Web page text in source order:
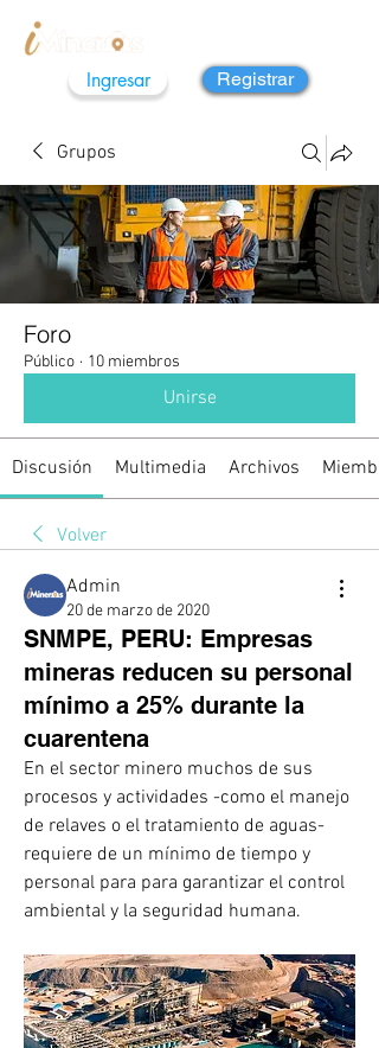
Ingresar Registrar
Grupos
Foro
Público · 10 miembros
Unirse
Discusión Multimedia Archivos
Volver
Admin
20 de marzo de 2020
SNMPE, PERU: Empresas
mineras reducen su personal
mínimo a 25% durante la
cuarentena
En el sector minero muchos de sus
procesos y actividades -como el manejo
de relaves o el tratamiento de aguas-
requiere de un mínimo de tiempo y
personal para para garantizar el control
ambiental y la seguridad humana.